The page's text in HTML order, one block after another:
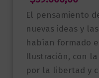
El pensamiento
nuevas ideas y
habían formado
Ilustración, con
por la libertad y